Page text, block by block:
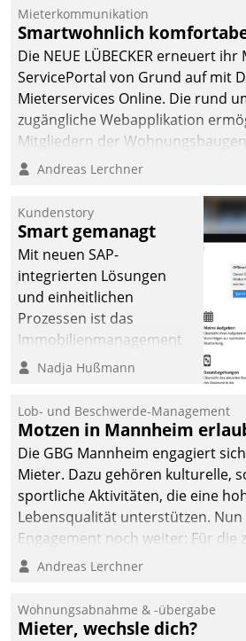
Mieterkommunikation
Smartwohnlich
Die NEUE LÜBECKER erneuert
ServicePortal von Grund auf mit
Mieterservices Online. Die rund
zugängliche Webapplikation
Mitgliedern der
Kontaktaufnahme per
Andreas Lerchner
Kundenstory
Smart gemanagt
Mit neuen SAP-
integrierten Lösungen
und einheitlichen
Prozessen ist das
Immobilienmanagement
der Bayerischen
Ressort Kapitalanlage für
künftige Aufgaben und
Herausforderungen
gerüstet.
Nadja Hußmann
Lob- und Beschwerde-Management
Motzen in Mannheim
Die GBG Mannheim engagiert
Mieter. Dazu gehören kulturelle,
sportliche Aktivitäten, die eine
Lebensqualität unterstützen. Nun
Engagement noch weiter: Für die
von Beschwerden – oder Lob –
und Beschwerde-Management
ein.
Andreas Lerchner
Wohnungsabnahme & -übergabe
Mieter, wechsle dich?